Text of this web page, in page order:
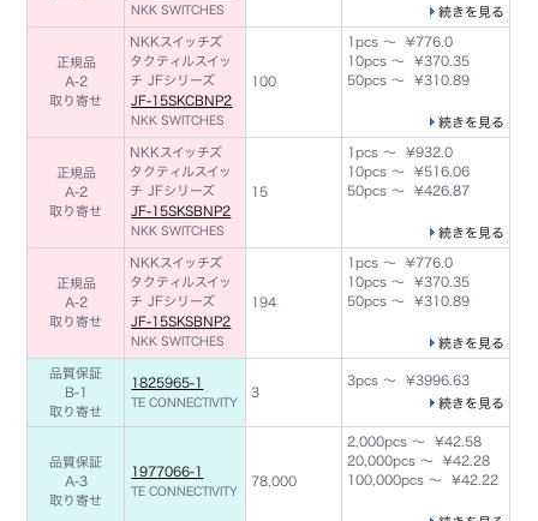
NKK SWITCHES 続きを見る
正規品
A-2
取り寄せ
NKKスイッチズ
タクティルスイッ
チ JFシリーズ
JF-15SKCBNP2
NKK SWITCHES
100
1pcs ～ ¥776.0
10pcs ～ ¥370.35
50pcs ～ ¥310.89
続きを見る
正規品
A-2
取り寄せ
NKKスイッチズ
タクティルスイッ
チ JFシリーズ
JF-15SKSBNP2
NKK SWITCHES
15
1pcs ～ ¥932.0
10pcs ～ ¥516.06
50pcs ～ ¥426.87
続きを見る
正規品
A-2
取り寄せ
NKKスイッチズ
タクティルスイッ
チ JFシリーズ
JF-15SKSBNP2
NKK SWITCHES
194
1pcs ～ ¥776.0
10pcs ～ ¥370.35
50pcs ～ ¥310.89
続きを見る
品質保証
B-1
取り寄せ
1825965-1
TE CONNECTIVITY
3
3pcs ～ ¥3996.63
続きを見る
品質保証
A-3
取り寄せ
1977066-1
TE CONNECTIVITY
78,000
2,000pcs ～ ¥42.58
20,000pcs ～ ¥42.28
100,000pcs ～ ¥42.22